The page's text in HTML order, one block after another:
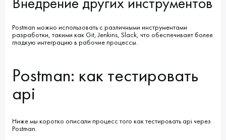
Postman можно использовать с различными инструментами
разработки, такими как Git, Jenkins, Slack, что обеспечивает более
гладкую интеграцию в рабочие процессы.
Postman: как тестировать
api
Ниже мы коротко описали процесс того как тестировать api через
Postman.